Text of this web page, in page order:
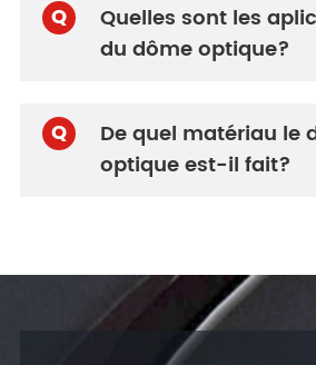
Q
Quelles sont les
du dôme optique?
Q
De quel matériau le
optique est-il fait?